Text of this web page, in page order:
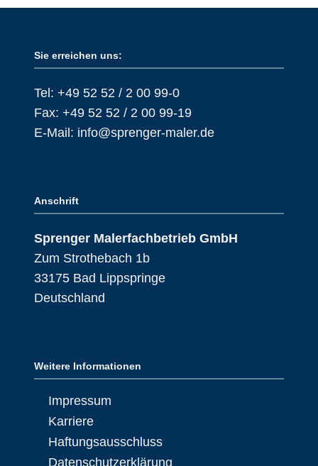
Sie erreichen uns:
Tel: +49 52 52 / 2 00 99-0
Fax: +49 52 52 / 2 00 99-19
E-Mail: info@sprenger-maler.de
Anschrift
Sprenger Malerfachbetrieb GmbH
Zum Strothebach 1b
33175 Bad Lippspringe
Deutschland
Weitere Informationen
Impressum
Karriere
Haftungsausschluss
Datenschutzerklärung